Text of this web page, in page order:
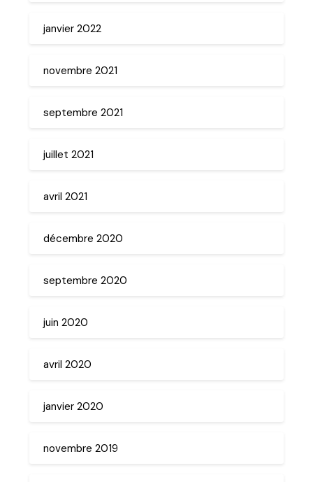
janvier 2022
novembre 2021
septembre 2021
juillet 2021
avril 2021
décembre 2020
septembre 2020
juin 2020
avril 2020
janvier 2020
novembre 2019